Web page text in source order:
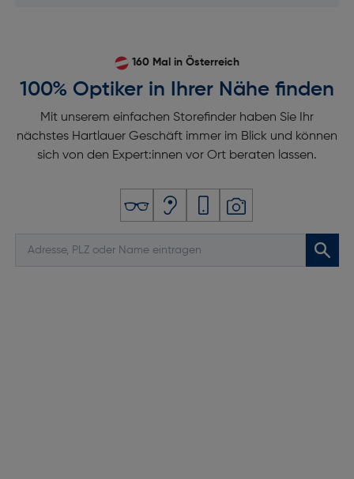
160 Mal in Österreich
100% Optiker in Ihrer Nähe finden
Mit unserem einfachen Storefinder haben Sie Ihr
nächstes Hartlauer Geschäft immer im Blick und können
sich von den Expert:innen vor Ort beraten lassen.